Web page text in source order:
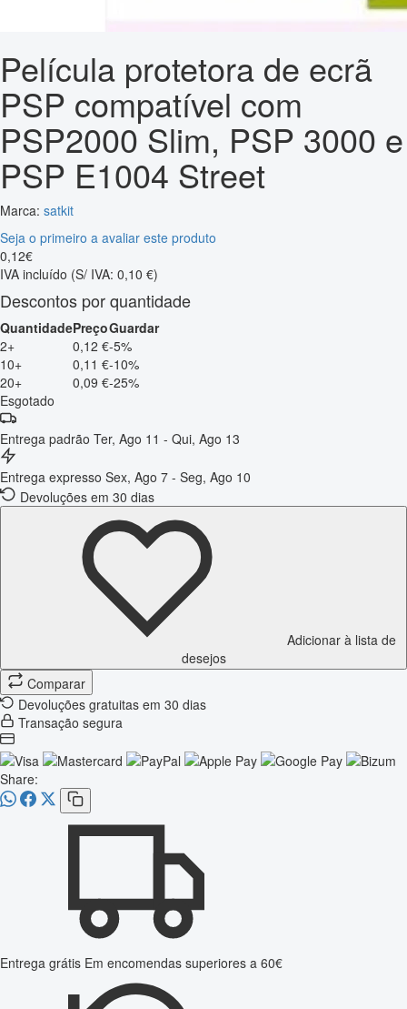
Película protetora de ecrã
PSP compatível com
PSP2000 Slim, PSP 3000 e
PSP E1004 Street
Marca: satkit
Seja o primeiro a avaliar este produto
0,12€
IVA incluído (S/ IVA: 0,10 €)
Descontos por quantidade
QuantidadePreçoGuardar
2+
0,12 €-5%
10+
0,11 €-10%
20+
0,09 €-25%
Esgotado
Entrega padrão Ter, Ago 11 - Qui, Ago 13
Entrega expresso Sex, Ago 7 - Seg, Ago 10
Devoluções em 30 dias
Adicionar à lista de
desejos
Comparar
Devoluções gratuitas em 30 dias
Transação segura
Share:
Entrega grátis Em encomendas superiores a 60€